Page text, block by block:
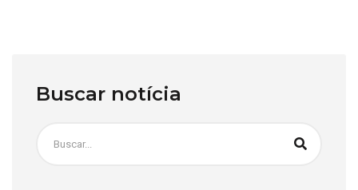
Buscar notícia